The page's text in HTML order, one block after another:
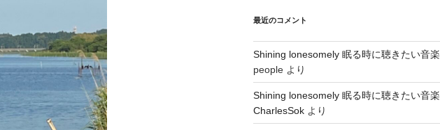
最近のコメント
Shining lonesomely 眠る時に聴きたい音楽
peopleより
Shining lonesomely 眠る時に聴きたい音楽
CharlesSokより